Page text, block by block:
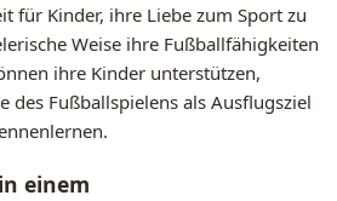
für Kinder, ihre Liebe zum Sport zu
Weise ihre Fußballfähigkeiten
ihre Kinder unterstützen,
des Fußballspielens als Ausflugsziel
einem